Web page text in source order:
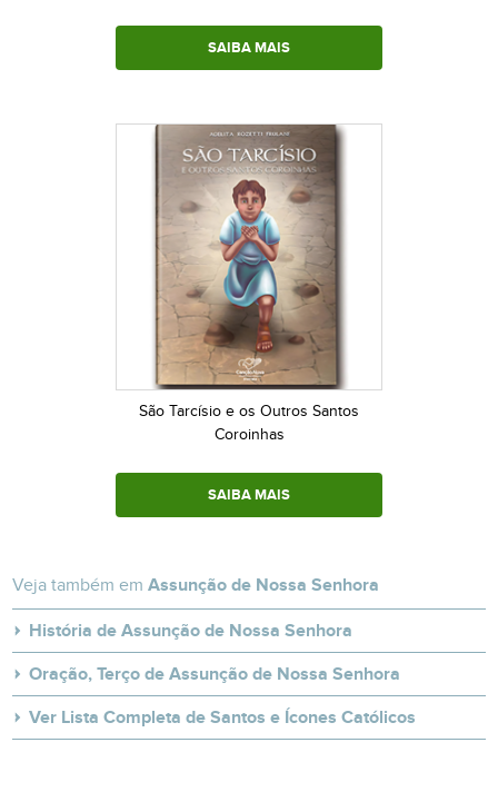
SAIBA MAIS
São Tarcísio e os Outros Santos
Coroinhas
SAIBA MAIS
Veja também emAssunção de Nossa Senhora
História de Assunção de Nossa Senhora
Oração, Terço de Assunção de Nossa Senhora
Ver Lista Completa de Santos e Ícones Católicos